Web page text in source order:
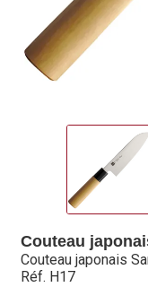
Hall of Fame
Bocuse d’Or
Mon Compte
Partenaires
Plan du site
Couteau
Couteau japonais
Réf. H17